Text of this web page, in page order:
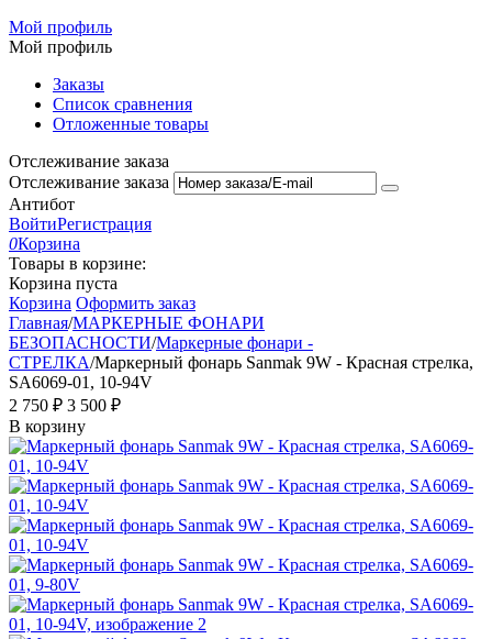
Мой профиль
Мой профиль
Заказы
Список сравнения
Отложенные товары
Отслеживание заказа
Отслеживание заказа
Антибот
ВойтиРегистрация
0Корзина
Товары в корзине:
Корзина пуста
Корзина Оформить заказ
Главная/МАРКЕРНЫЕ ФОНАРИ
БЕЗОПАСНОСТИ/Маркерные фонари -
СТРЕЛКА/Маркерный фонарь Sanmak 9W - Красная стрелка,
SA6069-01, 10-94V
2 750 ₽ 3 500 ₽
В корзину